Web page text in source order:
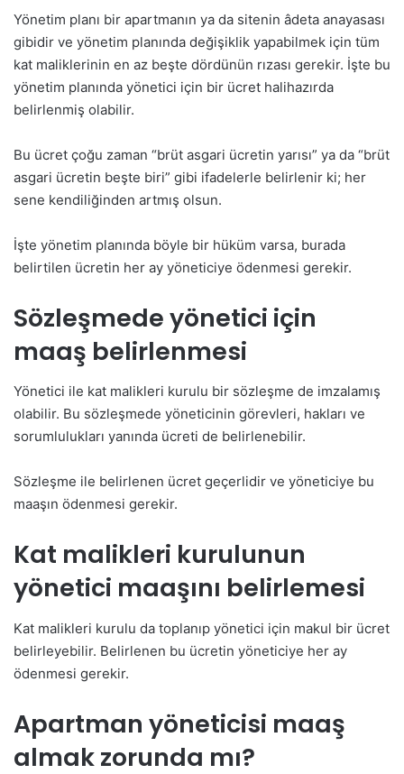
Yönetim planı bir apartmanın ya da sitenin âdeta anayasası
gibidir ve yönetim planında değişiklik yapabilmek için tüm
kat maliklerinin en az beşte dördünün rızası gerekir. İşte bu
yönetim planında yönetici için bir ücret halihazırda
belirlenmiş olabilir.
Bu ücret çoğu zaman “brüt asgari ücretin yarısı” ya da “brüt
asgari ücretin beşte biri” gibi ifadelerle belirlenir ki; her
sene kendiliğinden artmış olsun.
İşte yönetim planında böyle bir hüküm varsa, burada
belirtilen ücretin her ay yöneticiye ödenmesi gerekir.
Sözleşmede yönetici için
maaş belirlenmesi
Yönetici ile kat malikleri kurulu bir sözleşme de imzalamış
olabilir. Bu sözleşmede yöneticinin görevleri, hakları ve
sorumlulukları yanında ücreti de belirlenebilir.
Sözleşme ile belirlenen ücret geçerlidir ve yöneticiye bu
maaşın ödenmesi gerekir.
Kat malikleri kurulunun
yönetici maaşını belirlemesi
Kat malikleri kurulu da toplanıp yönetici için makul bir ücret
belirleyebilir. Belirlenen bu ücretin yöneticiye her ay
ödenmesi gerekir.
Apartman yöneticisi maaş
almak zorunda mı?